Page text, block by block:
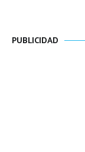
PUBLICIDAD